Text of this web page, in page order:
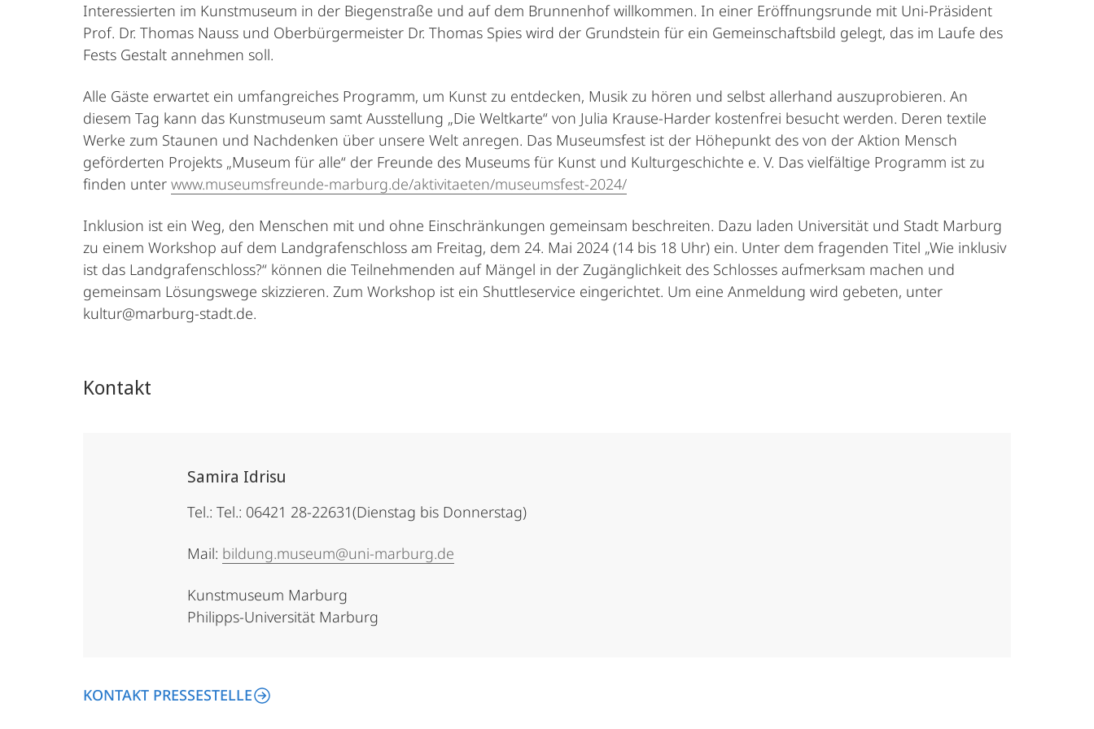
Interessierten im Kunstmuseum in der Biegenstraße und auf dem Brunnenhof willkommen. In einer Eröffnungsrunde mit Uni-Präsident
Prof. Dr. Thomas Nauss und Oberbürgermeister Dr. Thomas Spies wird der Grundstein für ein Gemeinschaftsbild gelegt, das im Laufe des
Fests Gestalt annehmen soll.
Alle Gäste erwartet ein umfangreiches Programm, um Kunst zu entdecken, Musik zu hören und selbst allerhand auszuprobieren. An
diesem Tag kann das Kunstmuseum samt Ausstellung „Die Weltkarte“ von Julia Krause-Harder kostenfrei besucht werden. Deren textile
Werke zum Staunen und Nachdenken über unsere Welt anregen. Das Museumsfest ist der Höhepunkt des von der Aktion Mensch
geförderten Projekts „Museum für alle“ der Freunde des Museums für Kunst und Kulturgeschichte e. V. Das vielfältige Programm ist zu
finden unter www.museumsfreunde-marburg.de/aktivitaeten/museumsfest-2024/
Inklusion ist ein Weg, den Menschen mit und ohne Einschränkungen gemeinsam beschreiten. Dazu laden Universität und Stadt Marburg
zu einem Workshop auf dem Landgrafenschloss am Freitag, dem 24. Mai 2024 (14 bis 18 Uhr) ein. Unter dem fragenden Titel „Wie inklusiv
ist das Landgrafenschloss?“ können die Teilnehmenden auf Mängel in der Zugänglichkeit des Schlosses aufmerksam machen und
gemeinsam Lösungswege skizzieren. Zum Workshop ist ein Shuttleservice eingerichtet. Um eine Anmeldung wird gebeten, unter
kultur@marburg-stadt.de.
Kontakt
Samira Idrisu
Tel.: Tel.: 06421 28-22631(Dienstag bis Donnerstag)
Mail: bildung.museum@uni-marburg.de
Kunstmuseum Marburg
Philipps-Universität Marburg
KONTAKT PRESSESTELLE